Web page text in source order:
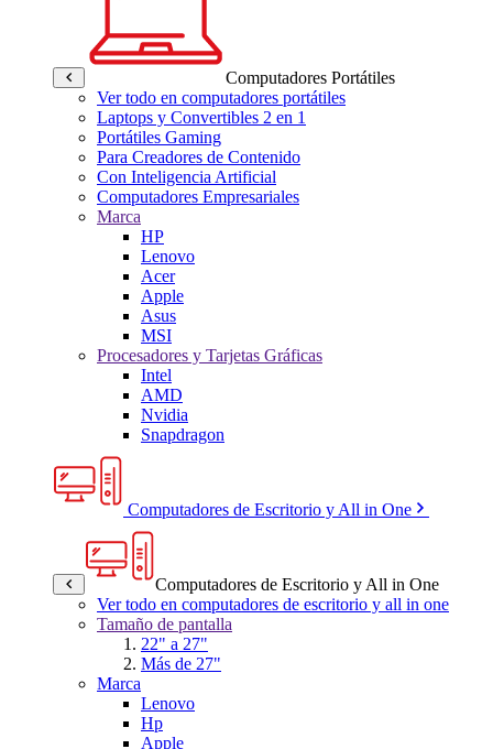
Computadores Portátiles
Ver todo en computadores portátiles
Laptops y Convertibles 2 en 1
Portátiles Gaming
Para Creadores de Contenido
Con Inteligencia Artificial
Computadores Empresariales
Marca
HP
Lenovo
Acer
Apple
Asus
MSI
Procesadores y Tarjetas Gráficas
Intel
AMD
Nvidia
Snapdragon
Computadores de Escritorio y All in One
Computadores de Escritorio y All in One
Ver todo en computadores de escritorio y all in one
Tamaño de pantalla
22" a 27"
Más de 27"
Marca
Lenovo
Hp
Apple